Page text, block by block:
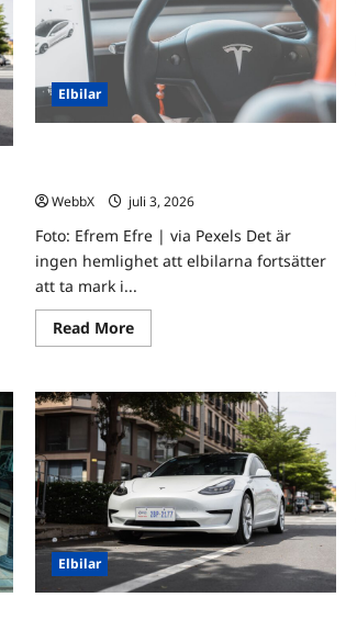
Elbilar
WebbX
juli 3, 2026
Foto: Efrem Efre | via Pexels Det är
ingen hemlighet att elbilarna fortsätter
att ta mark i...
Read MoreRead
more
bäst
säljande
elbilar
i
Sverige
–
topp
3
jämförda
Elbilar